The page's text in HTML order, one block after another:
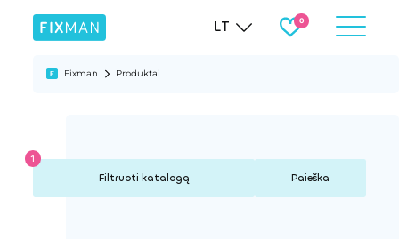
LT
Fixman Produktai
Paieška